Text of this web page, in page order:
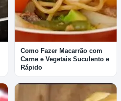
Como Fazer Macarrão com
Carne e Vegetais Suculento e
Rápido